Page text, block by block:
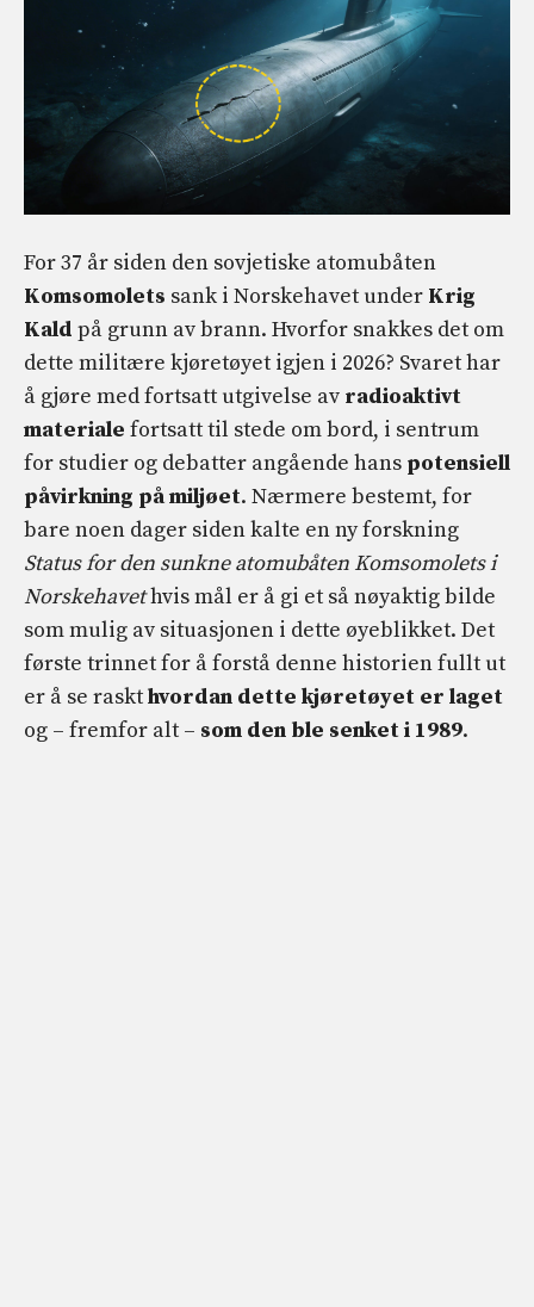
For 37 år siden den sovjetiske atomubåten
Komsomolets sank i Norskehavet under Krig
Kald på grunn av brann. Hvorfor snakkes det om
dette militære kjøretøyet igjen i 2026? Svaret har
å gjøre med fortsatt utgivelse av radioaktivt
materiale fortsatt til stede om bord, i sentrum
for studier og debatter angående hans potensiell
påvirkning på miljøet. Nærmere bestemt, for
bare noen dager siden kalte en ny forskning
Status for den sunkne atomubåten Komsomolets i
Norskehavethvis mål er å gi et så nøyaktig bilde
som mulig av situasjonen i dette øyeblikket. Det
første trinnet for å forstå denne historien fullt ut
er å se raskthvordan dette kjøretøyet er laget
og – fremfor alt – som den ble senket i 1989.